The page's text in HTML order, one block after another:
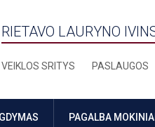
RIETAVO LAURYNO
VEIKLOS SRITYS PASLAUGOS
PAGALBA